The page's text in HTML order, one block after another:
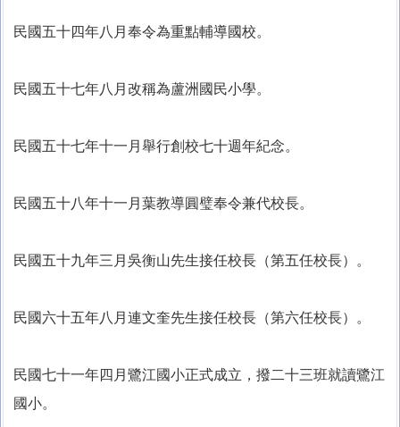
民國五十四年八月奉令為重點輔導國校。
民國五十七年八月改稱為蘆洲國民小學。
民國五十七年十一月舉行創校七十週年紀念。
民國五十八年十一月葉教導圓璧奉令兼代校長。
民國五十九年三月吳衡山先生接任校長（第五任校長）。
民國六十五年八月連文奎先生接任校長（第六任校長）。
民國七十一年四月鷺江國小正式成立，撥二十三班就讀鷺江
國小。